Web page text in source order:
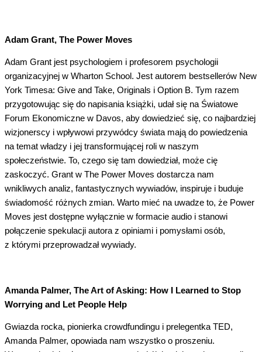
Adam Grant, The Power Moves
Adam Grant jest psychologiem i profesorem psychologii
organizacyjnej w Wharton School. Jest autorem bestsellerów New
York Timesa: Give and Take, Originals i Option B. Tym razem
przygotowując się do napisania książki, udał się na Światowe
Forum Ekonomiczne w Davos, aby dowiedzieć się, co najbardziej
wizjonerscy i wpływowi przywódcy świata mają do powiedzenia
na temat władzy i jej transformującej roli w naszym
społeczeństwie. To, czego się tam dowiedział, może cię
zaskoczyć. Grant w The Power Moves dostarcza nam
wnikliwych analiz, fantastycznych wywiadów, inspiruje i buduje
świadomość różnych zmian. Warto mieć na uwadze to, że Power
Moves jest dostępne wyłącznie w formacie audio i stanowi
połączenie spekulacji autora z opiniami i pomysłami osób,
z którymi przeprowadzał wywiady.
Amanda Palmer, The Art of Asking: How I Learned to Stop
Worrying and Let People Help
Gwiazda rocka, pionierka crowdfundingu i prelegentka TED,
Amanda Palmer, opowiada nam wszystko o proszeniu.